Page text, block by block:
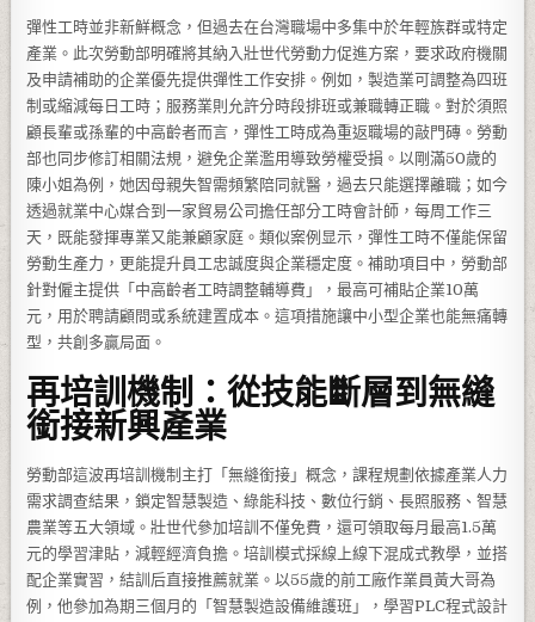
彈性工時並非新鮮概念，但過去在台灣職場中多集中於年輕族群或特定
產業。此次勞動部明確將其納入壯世代勞動力促進方案，要求政府機關
及申請補助的企業優先提供彈性工作安排。例如，製造業可調整為四班
制或縮減每日工時；服務業則允許分時段排班或兼職轉正職。對於須照
顧長輩或孫輩的中高齡者而言，彈性工時成為重返職場的敲門磚。勞動
部也同步修訂相關法規，避免企業濫用導致勞權受損。以剛滿50歲的
陳小姐為例，她因母親失智需頻繁陪同就醫，過去只能選擇離職；如今
透過就業中心媒合到一家貿易公司擔任部分工時會計師，每周工作三
天，既能發揮專業又能兼顧家庭。類似案例显示，彈性工時不僅能保留
勞動生產力，更能提升員工忠誠度與企業穩定度。補助項目中，勞動部
針對僱主提供「中高齡者工時調整輔導費」，最高可補貼企業10萬
元，用於聘請顧問或系統建置成本。這項措施讓中小型企業也能無痛轉
型，共創多贏局面。
再培訓機制：從技能斷層到無縫
銜接新興產業
勞動部這波再培訓機制主打「無縫銜接」概念，課程規劃依據產業人力
需求調查結果，鎖定智慧製造、綠能科技、數位行銷、長照服務、智慧
農業等五大領域。壯世代參加培訓不僅免費，還可領取每月最高1.5萬
元的學習津貼，減輕經濟負擔。培訓模式採線上線下混成式教學，並搭
配企業實習，結訓后直接推薦就業。以55歲的前工廠作業員黃大哥為
例，他參加為期三個月的「智慧製造設備維護班」，學習PLC程式設計